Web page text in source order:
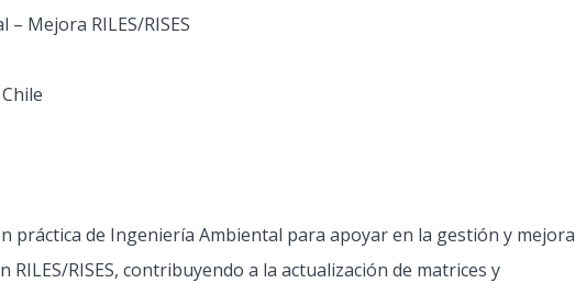
Mejora RILES/RISES
práctica de Ingeniería Ambiental para apoyar en la gestión y mejora
RILES/RISES, contribuyendo a la actualización de matrices y